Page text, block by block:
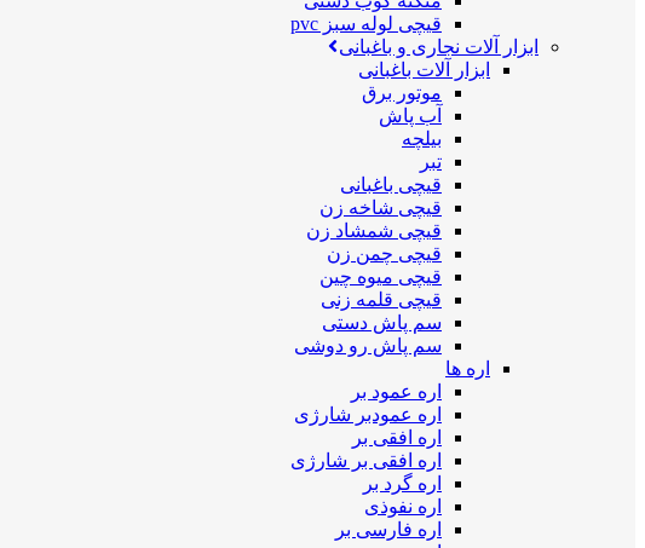
قیچی لوله سبز pvc
ابزار آلات نجاری و باغبانی
ابزار آلات باغبانی
موتور برق
آب پاش
بیلچه
تبر
قیچی باغبانی
قیچی شاخه زن
قیچی شمشاد زن
قیچی چمن زن
قیچی میوه چین
قیچی قلمه زنی
سم پاش دستی
سم پاش رو دوشی
اره ها
اره عمود بر
اره عمودبر شارژی
اره افقی بر
اره افقی بر شارژی
اره گرد بر
اره نفوذی
اره فارسی بر